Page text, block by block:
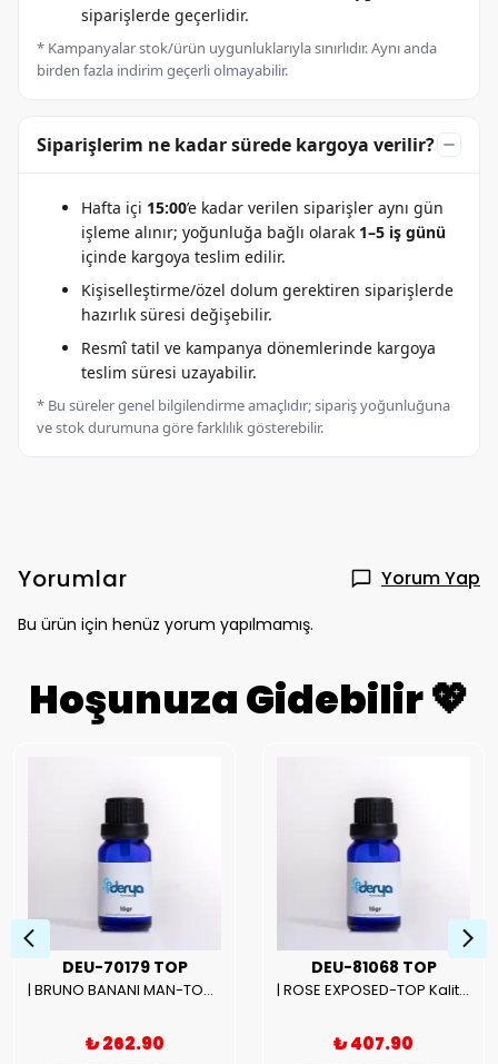
siparişlerde geçerlidir.
* Kampanyalar stok/ürün uygunluklarıyla sınırlıdır. Aynı anda
birden fazla indirim geçerli olmayabilir.
Siparişlerim ne kadar sürede kargoya verilir?
Hafta içi 15:00’e kadar verilen siparişler aynı gün
işleme alınır; yoğunluğa bağlı olarak 1–5 iş günü
içinde kargoya teslim edilir.
Kişiselleştirme/özel dolum gerektiren siparişlerde
hazırlık süresi değişebilir.
Resmî tatil ve kampanya dönemlerinde kargoya
teslim süresi uzayabilir.
* Bu süreler genel bilgilendirme amaçlıdır; sipariş yoğunluğuna
ve stok durumuna göre farklılık gösterebilir.
Yorumlar Yorum Yap
Bu ürün için henüz yorum yapılmamış.
Hoşunuza Gidebilir 💖
DEU-70179 TOP
| BRUNO BANANI MAN-TOP Kalite Erkek Parfüm Esansı.|
₺ 262.90
DEU-81068 TOP
| ROSE EXPOSED-TOP Kalite Unısex Parfüm Esansı.|
₺ 407.90